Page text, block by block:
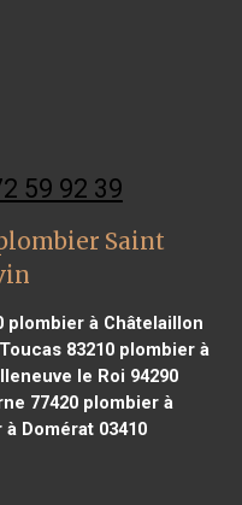
59 92 39
Saint
plombier à Châtelaillon
83210plombier à
le Roi 94290
77420 plombier à
Domérat 03410